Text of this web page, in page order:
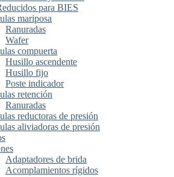
para BIES
mariposa
Ranuradas
Wafer
compuerta
Husillo ascendente
Husillo fijo
Poste indicador
retención
Ranuradas
reductoras de presión
aliviadoras de presión
Adaptadores de brida
Acomplamientos rígidos